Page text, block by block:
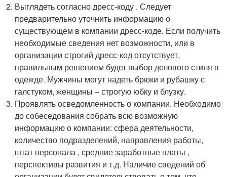
Выглядеть согласно дресс-коду . Следует
предварительно уточнить информацию о
существующем в компании дресс-коде. Если получить
необходимые сведения нет возможности, или в
организации строгий дресс-код отсутствует,
правильным решением будет выбор делового стиля в
одежде. Мужчины могут надеть брюки и рубашку с
галстуком, женщины – строгую юбку и блузку.
Проявлять осведомленность о компании. Необходимо
до собеседования собрать всю возможную
информацию о компании: сфера деятельности,
количество подразделений, направления работы,
штат персонала , средние заработные платы ,
перспективы развития и т.д. Наличие сведений об